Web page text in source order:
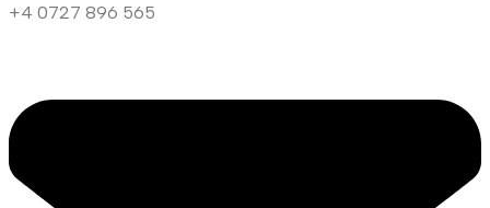
+4 0727 896 565